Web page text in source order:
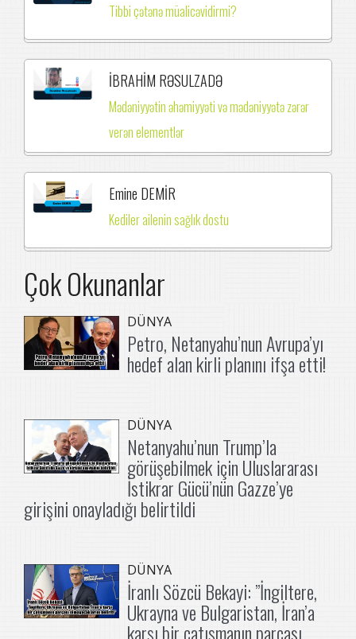
Tibbi çətənə müalicəvidirmi?
İBRAHİM RƏSULZADƏ
Mədəniyyətin əhəmiyyəti və mədəniyyətə zərər
verən elementlər
Emine DEMİR
Kediler ailenin sağlık dostu
Çok Okunanlar
DÜNYA
Petro, Netanyahu’nun Avrupa’yı
hedef alan kirli planını ifşa etti!
DÜNYA
Netanyahu’nun Trump’la
görüşebilmek için Uluslararası
İstikrar Gücü’nün Gazze’ye
girişini onayladığı belirtildi
DÜNYA
İranlı Sözcü Bekayi: ”İngiltere,
Ukrayna ve Bulgaristan, İran’a
karşı bir çatışmanın parçası